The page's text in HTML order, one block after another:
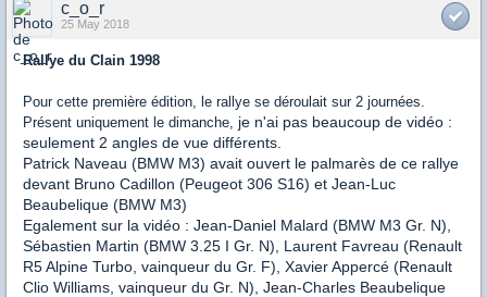
c_o_r
25 May 2018
Rallye du Clain 1998
Pour cette première édition, le rallye se déroulait sur 2 journées.
Présent uniquement le dimanche, je n'ai pas beaucoup de vidéo :
seulement 2 angles de vue différents.
Patrick Naveau (BMW M3) avait ouvert le palmarès de ce rallye
devant Bruno Cadillon (Peugeot 306 S16) et Jean-Luc
Beaubelique (BMW M3)
Egalement sur la vidéo : Jean-Daniel Malard (BMW M3 Gr. N),
Sébastien Martin (BMW 3.25 I Gr. N), Laurent Favreau (Renault
R5 Alpine Turbo, vainqueur du Gr. F), Xavier Appercé (Renault
Clio Williams, vainqueur du Gr. N), Jean-Charles Beaubelique